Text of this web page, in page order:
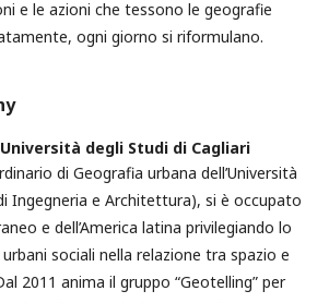
e le azioni che tessono le geografie
ogni giorno si riformulano.
Università degli Studi di Cagliari
di Geografia urbana dell’Università
Ingegneria e Architettura), si è occupato
e dell’America latina privilegiando lo
sociali nella relazione tra spazio e
2011 anima il gruppo “Geotelling” per